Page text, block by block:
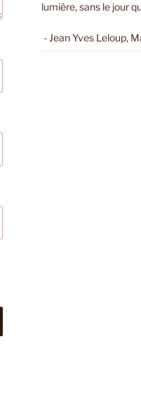
lumière, sans le jour
- Jean Yves Leloup,